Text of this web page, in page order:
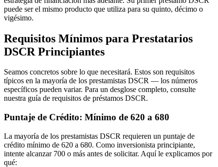
puede ser el mismo producto que utiliza para su quinto, décimo o
vigésimo.
Requisitos Mínimos para Prestatarios
DSCR Principiantes
Seamos concretos sobre lo que necesitará. Estos son requisitos
típicos en la mayoría de los prestamistas DSCR — los números
específicos pueden variar. Para un desglose completo, consulte
nuestra guía de requisitos de préstamos DSCR.
Puntaje de Crédito: Mínimo de 620 a 680
La mayoría de los prestamistas DSCR requieren un puntaje de
crédito mínimo de 620 a 680. Como inversionista principiante,
intente alcanzar 700 o más antes de solicitar. Aquí le explicamos por
qué: